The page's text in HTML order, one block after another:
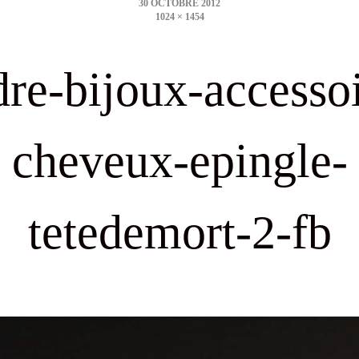
size
bijoux-
cheveux-epingle-
tetedemort-2-fb